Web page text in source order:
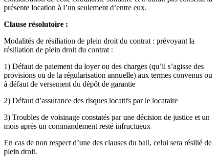
présente location à l’un seulement d’entre eux.
Clause résolutoire :
Modalités de résiliation de plein droit du contrat : prévoyant la
résiliation de plein droit du contrat :
1) Défaut de paiement du loyer ou des charges (qu’il s’agisse des
provisions ou de la régularisation annuelle) aux termes convenus ou
à défaut de versement du dépôt de garantie
2) Défaut d’assurance des risques locatifs par le locataire
3) Troubles de voisinage constatés par une décision de justice et un
mois après un commandement resté infructueux
En cas de non respect d’une des clauses du bail, celui sera résilié de
plein droit.